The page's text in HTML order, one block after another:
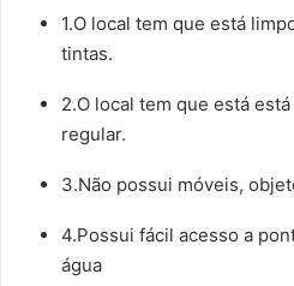
1.O local tem que está
tintas.
2.O local tem que está
regular.
3.Não possui móveis,
4.Possui fácil acesso a
água